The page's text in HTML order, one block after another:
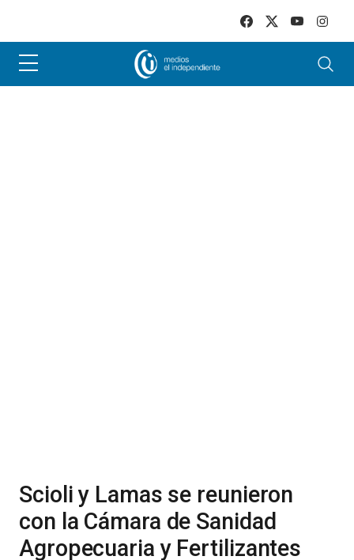
Scioli y Lamas se reunieron
con la Cámara de Sanidad
Agropecuaria y Fertilizantes